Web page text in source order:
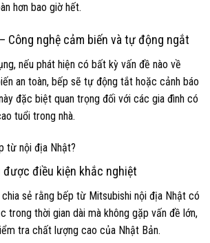
hơn bao giờ hết.
Công nghệ cảm biến và tự động ngắt
nếu phát hiện có bất kỳ vấn đề nào về
an toàn, bếp sẽ tự động tắt hoặc cảnh báo
đặc biệt quan trọng đối với các gia đình có
tuổi trong nhà.
từ nội địa Nhật?
được điều kiện khắc nghiệt
chia sẻ rằng bếp từ Mitsubishi nội địa Nhật có
trong thời gian dài mà không gặp vấn đề lớn,
tra chất lượng cao của Nhật Bản.